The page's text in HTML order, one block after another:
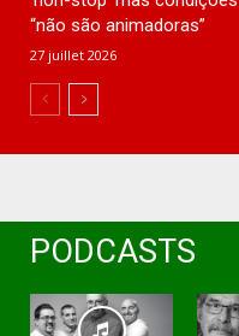
“não são animadoras”
27 juillet 2026
PODCASTS